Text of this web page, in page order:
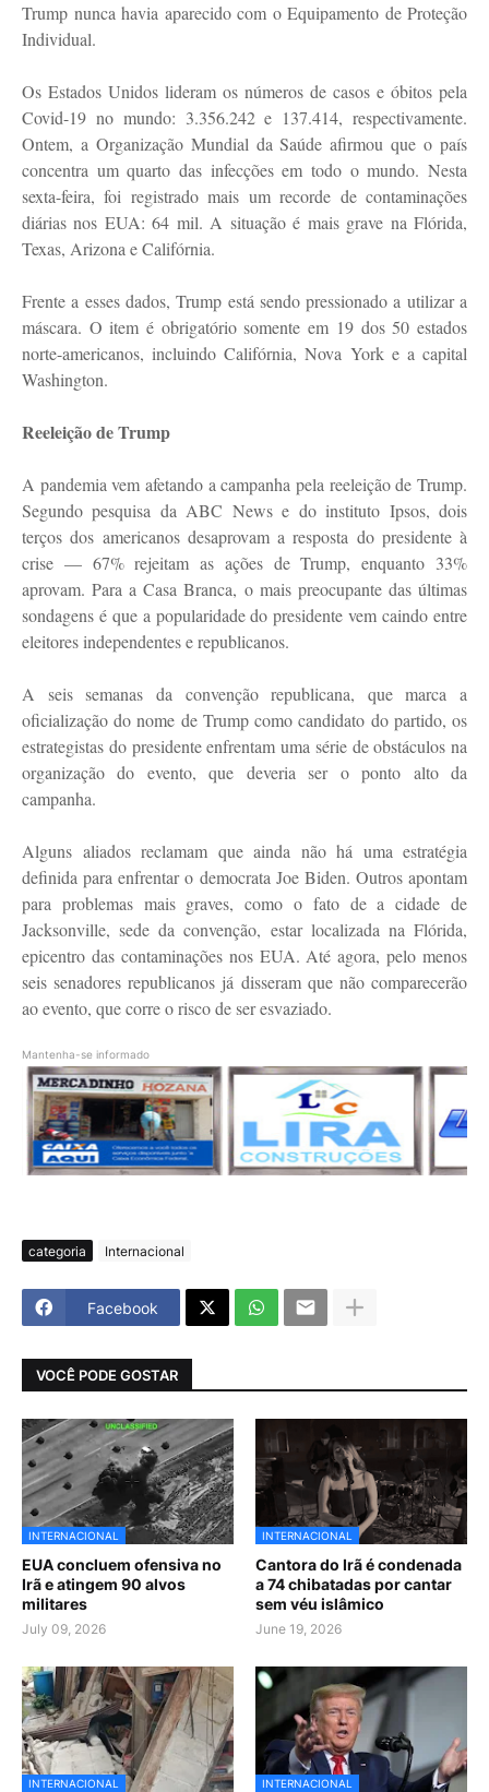
Trump nunca havia aparecido com o Equipamento de Proteção
Individual.
Os Estados Unidos lideram os números de casos e óbitos pela
Covid-19 no mundo: 3.356.242 e 137.414, respectivamente.
Ontem, a Organização Mundial da Saúde afirmou que o país
concentra um quarto das infecções em todo o mundo. Nesta
sexta-feira, foi registrado mais um recorde de contaminações
diárias nos EUA: 64 mil. A situação é mais grave na Flórida,
Texas, Arizona e Califórnia.
Frente a esses dados, Trump está sendo pressionado a utilizar a
máscara. O item é obrigatório somente em 19 dos 50 estados
norte-americanos, incluindo Califórnia, Nova York e a capital
Washington.
Reeleição de Trump
A pandemia vem afetando a campanha pela reeleição de Trump.
Segundo pesquisa da ABC News e do instituto Ipsos, dois
terços dos americanos desaprovam a resposta do presidente à
crise — 67% rejeitam as ações de Trump, enquanto 33%
aprovam. Para a Casa Branca, o mais preocupante das últimas
sondagens é que a popularidade do presidente vem caindo entre
eleitores independentes e republicanos.
A seis semanas da convenção republicana, que marca a
oficialização do nome de Trump como candidato do partido, os
estrategistas do presidente enfrentam uma série de obstáculos na
organização do evento, que deveria ser o ponto alto da
campanha.
Alguns aliados reclamam que ainda não há uma estratégia
definida para enfrentar o democrata Joe Biden. Outros apontam
para problemas mais graves, como o fato de a cidade de
Jacksonville, sede da convenção, estar localizada na Flórida,
epicentro das contaminações nos EUA. Até agora, pelo menos
seis senadores republicanos já disseram que não comparecerão
ao evento, que corre o risco de ser esvaziado.
Mantenha-se informado
categoria Internacional
Facebook
VOCÊ PODE GOSTAR
INTERNACIONAL
EUA concluem ofensiva no
Irã e atingem 90 alvos
militares
July 09, 2026
INTERNACIONAL
Cantora do Irã é condenada
a 74 chibatadas por cantar
sem véu islâmico
June 19, 2026
INTERNACIONAL INTERNACIONAL